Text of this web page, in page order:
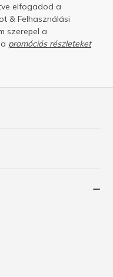
elfogadod a
& Felhasználási
szerepel a
promóciós részleteket